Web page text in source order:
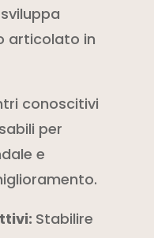
articolato in
conoscitivi
per
e
Stabilire